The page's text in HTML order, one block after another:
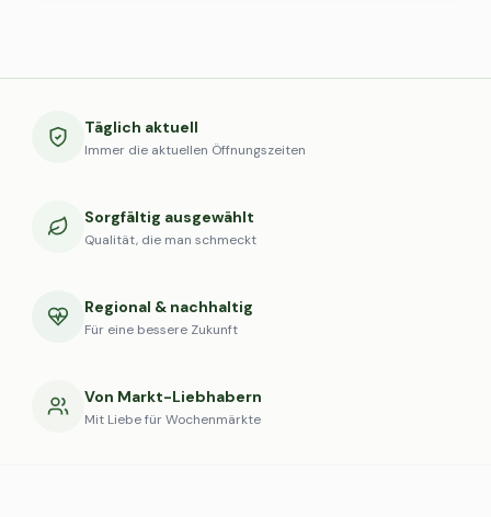
Täglich aktuell
Immer die aktuellen Öffnungszeiten
Sorgfältig ausgewählt
Qualität, die man schmeckt
Regional & nachhaltig
Für eine bessere Zukunft
Von Markt-Liebhabern
Mit Liebe für Wochenmärkte